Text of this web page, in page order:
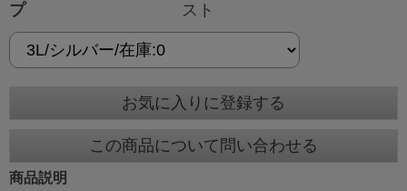
プ
スト
お気に入りに登録する
この商品について問い合わせる
商品説明